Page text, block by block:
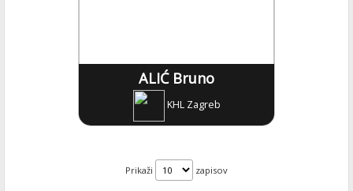
ALIĆ Bruno
KHL Zagreb
Prikaži zapisov